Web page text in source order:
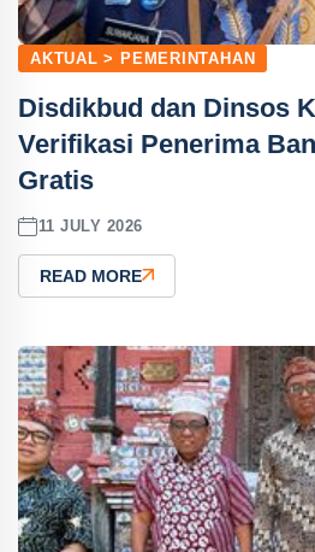
AKTUAL > PEMERINTAHAN
Disdikbud dan Dinsos
Verifikasi Penerima
Gratis
11 JULY 2026
READ MORE